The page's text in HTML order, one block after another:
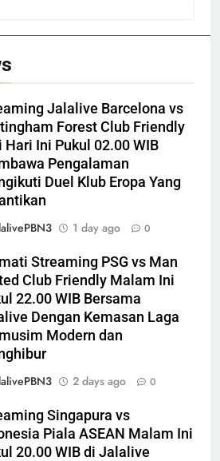
Jalalive Barcelona vs
Forest Club Friendly
Hari Ini Pukul 02.00 WIB
Pengalaman
Duel Klub Eropa Yang
1 day ago 0
Streaming PSG vs Man
Club Friendly Malam Ini
22.00 WIB Bersama
Dengan Kemasan Laga
Modern dan
2 days ago 0
Singapura vs
Piala ASEAN Malam Ini
20.00 WIB di Jalalive